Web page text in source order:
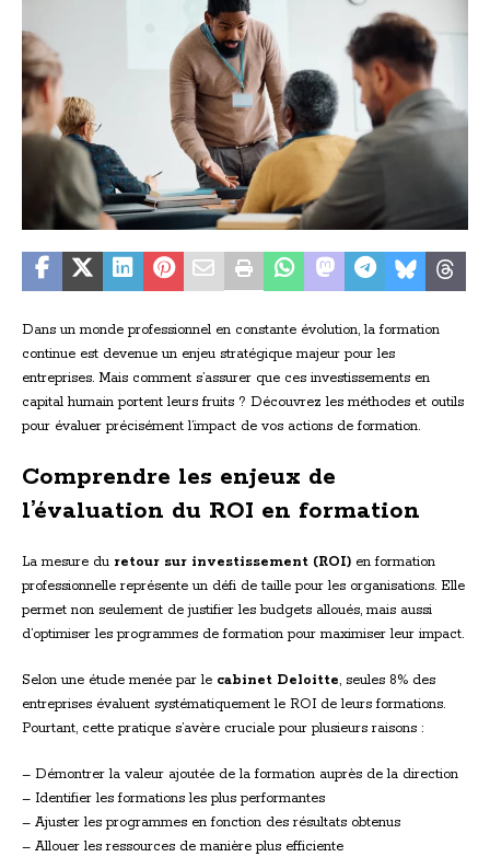
Dans un monde professionnel en constante évolution, la formation
continue est devenue un enjeu stratégique majeur pour les
entreprises. Mais comment s’assurer que ces investissements en
capital humain portent leurs fruits ? Découvrez les méthodes et outils
pour évaluer précisément l’impact de vos actions de formation.
Comprendre les enjeux de
l’évaluation du ROI en formation
La mesure du retour sur investissement (ROI) en formation
professionnelle représente un défi de taille pour les organisations. Elle
permet non seulement de justifier les budgets alloués, mais aussi
d’optimiser les programmes de formation pour maximiser leur impact.
Selon une étude menée par le cabinet Deloitte, seules 8% des
entreprises évaluent systématiquement le ROI de leurs formations.
Pourtant, cette pratique s’avère cruciale pour plusieurs raisons :
– Démontrer la valeur ajoutée de la formation auprès de la direction
– Identifier les formations les plus performantes
– Ajuster les programmes en fonction des résultats obtenus
– Allouer les ressources de manière plus efficiente